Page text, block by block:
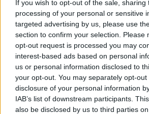
If you wish to opt-out of the sale,
processing of your personal or sensitive
targeted advertising by us, please use
section to confirm your selection. Please
opt-out request is processed you may
interest-based ads based on personal
us or personal information disclosed to
your opt-out. You may separately opt-
disclosure of your personal information
IAB’s list of downstream participants.
also be disclosed by us to third parties
Είναι όμως άραγε τόσο…αθώες
«επωφελείς» αυτές οι πόλεις ή
μας τις παρουσιάζουν;;;
Επρόκειτο για φυλακές και
πολυτελείας, από τις οποίες δεν
φεύγει κανείς και στις οποίες
κάνουν οι συμμορίες!!